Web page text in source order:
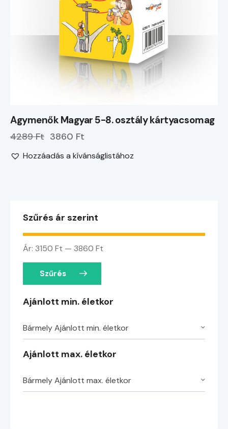
Agymenők Magyar 5-8. osztály kártyacsomag
4289 Ft 3860 Ft
Hozzáadás a kívánságlistához
Szűrés ár szerint
Szűrés
Ár: 3150 Ft — 3860 Ft
Ajánlott min. életkor
Bármely Ajánlott min. életkor
Ajánlott max. életkor
Bármely Ajánlott max. életkor